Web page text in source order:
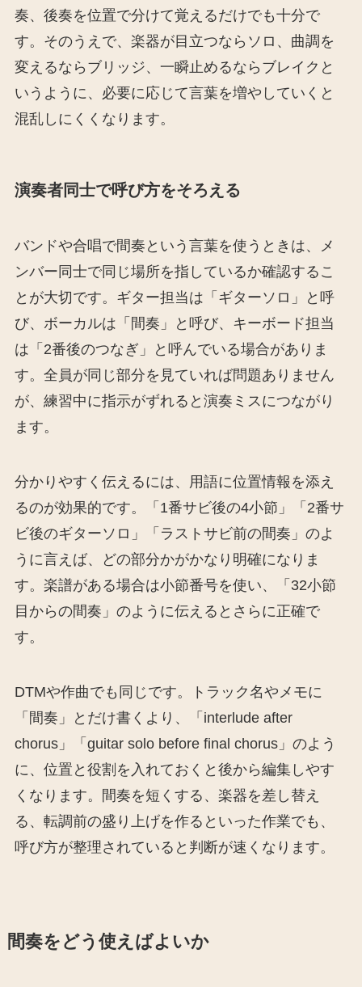
奏、後奏を位置で分けて覚えるだけでも十分で
す。そのうえで、楽器が目立つならソロ、曲調を
変えるならブリッジ、一瞬止めるならブレイクと
いうように、必要に応じて言葉を増やしていくと
混乱しにくくなります。
演奏者同士で呼び方をそろえる
バンドや合唱で間奏という言葉を使うときは、メ
ンバー同士で同じ場所を指しているか確認するこ
とが大切です。ギター担当は「ギターソロ」と呼
び、ボーカルは「間奏」と呼び、キーボード担当
は「2番後のつなぎ」と呼んでいる場合がありま
す。全員が同じ部分を見ていれば問題ありません
が、練習中に指示がずれると演奏ミスにつながり
ます。
分かりやすく伝えるには、用語に位置情報を添え
るのが効果的です。「1番サビ後の4小節」「2番サ
ビ後のギターソロ」「ラストサビ前の間奏」のよ
うに言えば、どの部分かがかなり明確になりま
す。楽譜がある場合は小節番号を使い、「32小節
目からの間奏」のように伝えるとさらに正確で
す。
DTMや作曲でも同じです。トラック名やメモに
「間奏」とだけ書くより、「interlude after
chorus」「guitar solo before final chorus」のよう
に、位置と役割を入れておくと後から編集しやす
くなります。間奏を短くする、楽器を差し替え
る、転調前の盛り上げを作るといった作業でも、
呼び方が整理されていると判断が速くなります。
間奏をどう使えばよいか